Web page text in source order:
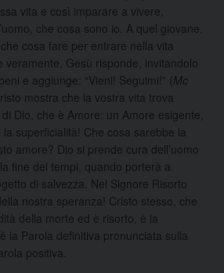
vita e così imparare a vivere,
che cosa sono io. A quel giovane,
cosa fare per entrare nella vita
veramente, Gesù risponde, invitandolo
e aggiunge: “Vieni! Seguimi!” (Mc
mostra che la vostra vita trova
Dio, che è Amore: un Amore esigente,
superficialità! Che cosa sarebbe la
amore? Dio si prende cura dell’uomo
fine dei tempi, quando porterà a
di salvezza. Nel Signore Risorto
nostra speranza! Cristo stesso, che
della morte ed è risorto, è la
la Parola definitiva pronunciata sulla
positiva.